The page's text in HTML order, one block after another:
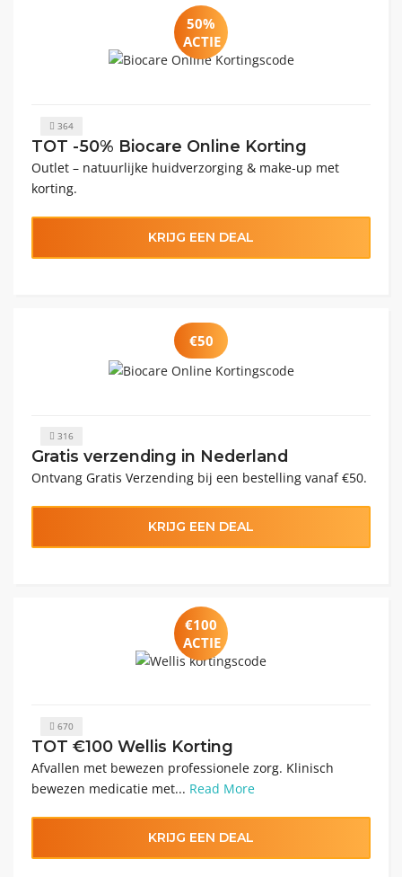
50%
ACTIE
364
TOT -50% Biocare Online Korting
Outlet – natuurlijke huidverzorging & make-up met
korting.
KRIJG EEN DEAL
€50
316
Gratis verzending in Nederland
Ontvang Gratis Verzending bij een bestelling vanaf €50.
KRIJG EEN DEAL
€100
ACTIE
670
TOT €100 Wellis Korting
Afvallen met bewezen professionele zorg. Klinisch
bewezen medicatie met... Read More
KRIJG EEN DEAL